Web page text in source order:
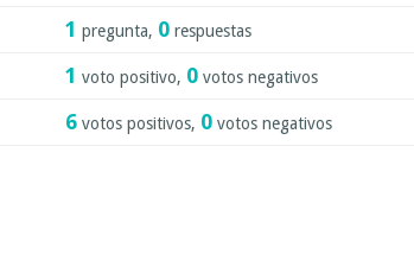
1 pregunta, 0 respuestas
1 voto positivo, 0 votos negativos
6 votos positivos, 0 votos negativos